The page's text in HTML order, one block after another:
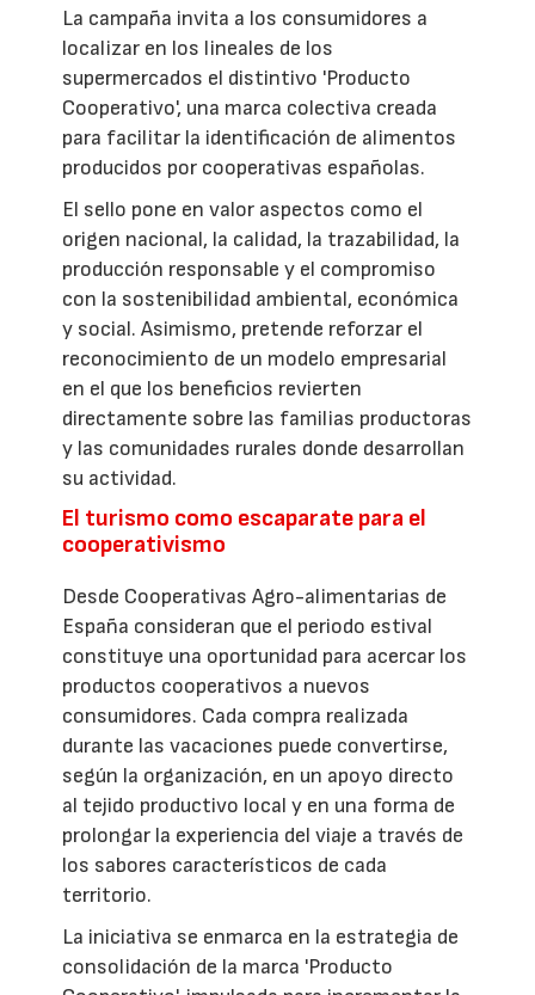
La campaña invita a los consumidores a
localizar en los lineales de los
supermercados el distintivo 'Producto
Cooperativo', una marca colectiva creada
para facilitar la identificación de alimentos
producidos por cooperativas españolas.
El sello pone en valor aspectos como el
origen nacional, la calidad, la trazabilidad, la
producción responsable y el compromiso
con la sostenibilidad ambiental, económica
y social. Asimismo, pretende reforzar el
reconocimiento de un modelo empresarial
en el que los beneficios revierten
directamente sobre las familias productoras
y las comunidades rurales donde desarrollan
su actividad.
El turismo como escaparate para el
cooperativismo
Desde Cooperativas Agro-alimentarias de
España consideran que el periodo estival
constituye una oportunidad para acercar los
productos cooperativos a nuevos
consumidores. Cada compra realizada
durante las vacaciones puede convertirse,
según la organización, en un apoyo directo
al tejido productivo local y en una forma de
prolongar la experiencia del viaje a través de
los sabores característicos de cada
territorio.
La iniciativa se enmarca en la estrategia de
consolidación de la marca 'Producto